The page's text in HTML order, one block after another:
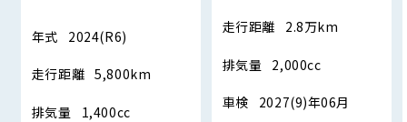
年式 2024(R6)
走行距離 5,800km
排気量 1,400cc
走行距離 2.8万km
排気量 2,000cc
車検 2027(9)年06月